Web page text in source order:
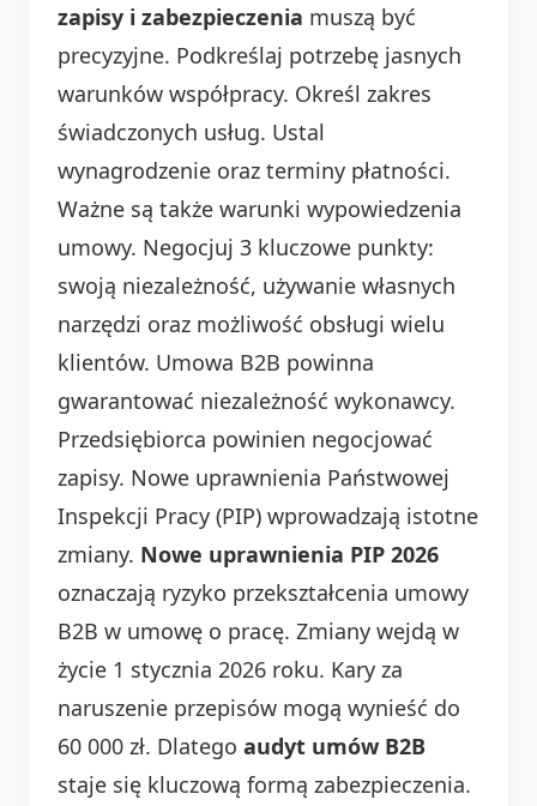
zapisy i zabezpieczenia muszą być
precyzyjne. Podkreślaj potrzebę jasnych
warunków współpracy. Określ zakres
świadczonych usług. Ustal
wynagrodzenie oraz terminy płatności.
Ważne są także warunki wypowiedzenia
umowy. Negocjuj 3 kluczowe punkty:
swoją niezależność, używanie własnych
narzędzi oraz możliwość obsługi wielu
klientów. Umowa B2B powinna
gwarantować niezależność wykonawcy.
Przedsiębiorca powinien negocjować
zapisy. Nowe uprawnienia Państwowej
Inspekcji Pracy (PIP) wprowadzają istotne
zmiany. Nowe uprawnienia PIP 2026
oznaczają ryzyko przekształcenia umowy
B2B w umowę o pracę. Zmiany wejdą w
życie 1 stycznia 2026 roku. Kary za
naruszenie przepisów mogą wynieść do
60 000 zł. Dlatego audyt umów B2B
staje się kluczową formą zabezpieczenia.